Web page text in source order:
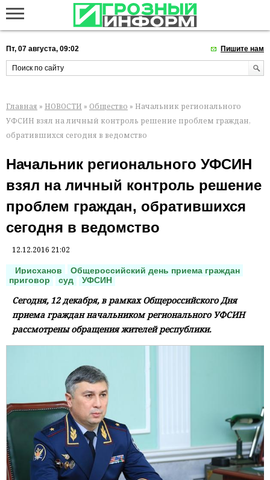
Пт, 07 августа, 09:02 Пишите нам
Главная » НОВОСТИ » Общество » Начальник регионального
УФСИН взял на личный контроль решение проблем граждан,
обратившихся сегодня в ведомство
Начальник регионального УФСИН
взял на личный контроль решение
проблем граждан, обратившихся
сегодня в ведомство
12.12.2016 21:02
Ирисханов
Общероссийский день приема граждан
приговор
суд УФСИН
Сегодня, 12 декабря, в рамках Общероссийского Дня
приема граждан начальником регионального УФСИН
рассмотрены обращения жителей республики.